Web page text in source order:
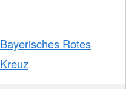
Bayerisches Rotes
Kreuz